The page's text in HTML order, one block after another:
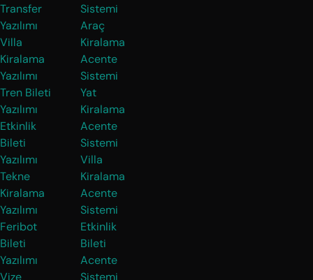
Transfer
Yazılımı
Villa
Kiralama
Yazılımı
Tren Bileti
Yazılımı
Etkinlik
Bileti
Yazılımı
Tekne
Kiralama
Yazılımı
Feribot
Bileti
Yazılımı
Vize
Sistemi
Araç
Kiralama
Acente
Sistemi
Yat
Kiralama
Acente
Sistemi
Villa
Kiralama
Acente
Sistemi
Etkinlik
Bileti
Acente
Sistemi